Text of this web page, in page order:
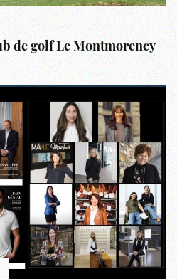
de golf Le Montmorency